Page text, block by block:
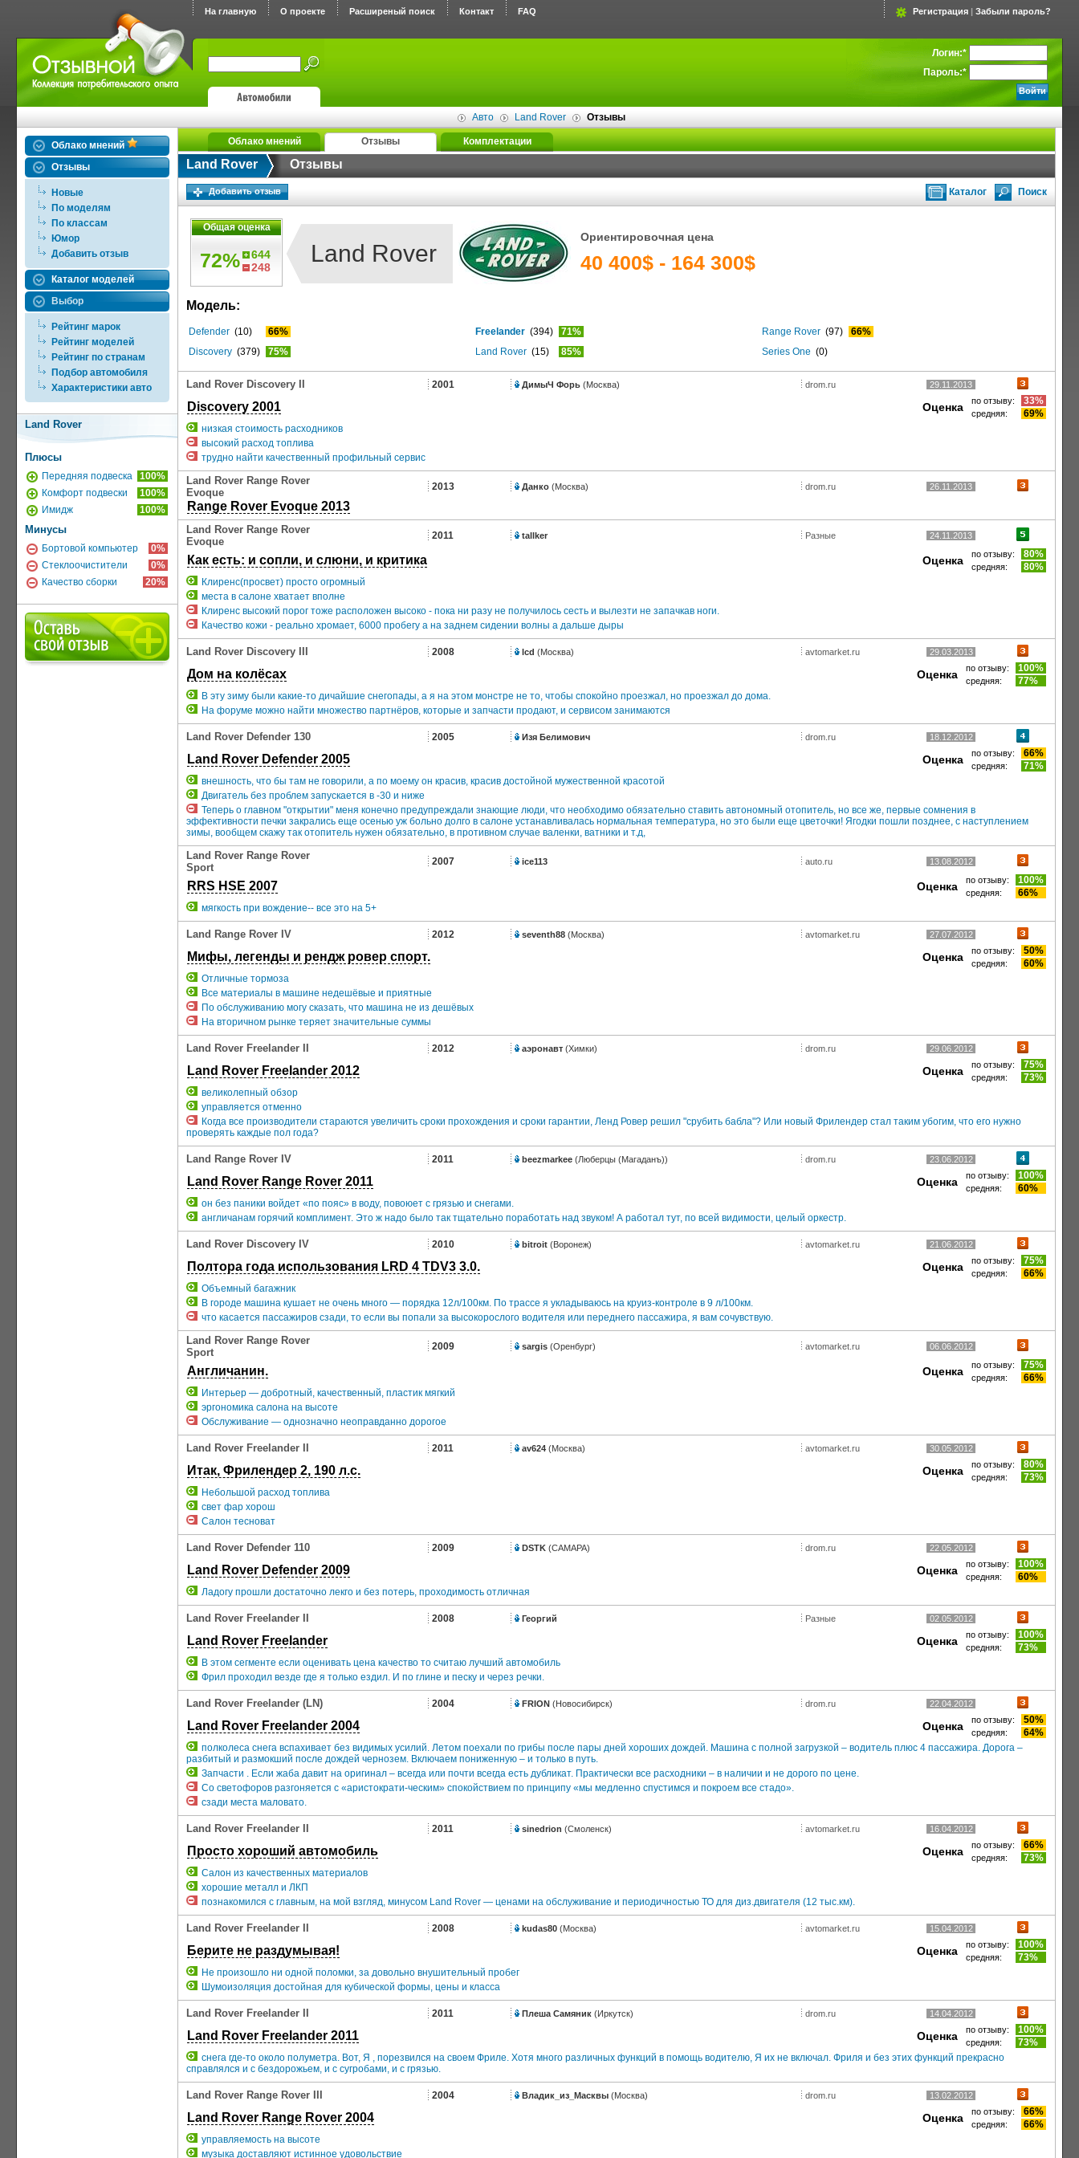
На главную О проекте Расширеный поиск Контакт FAQ Регистрация | Забыли пароль?
Логин:*
Пароль:*
Авто Land Rover Отзывы
Облако мнений
Отзывы
Новые
По моделям
По классам
Юмор
Добавить отзыв
Каталог моделей
Выбор
Рейтинг марок
Рейтинг моделей
Рейтинг по странам
Подбор автомобиля
Характеристики авто
Land Rover
Плюсы
Передняя подвеска
100%
Комфорт подвески
100%
Имидж
100%
Минусы
Бортовой компьютер
0%
Стеклоочистители
0%
Качество сборки
20%
Облако мнений Отзывы Комплектации
Land Rover Отзывы
Добавить отзыв Поиск
Каталог
Общая оценка
72%
644
248
Land Rover
Ориентировочная цена
40 400$ - 164 300$
Модель:
Defender (10)
66%
Discovery (379) 75%
Freelander (394)
71%
Land Rover (15) 85%
Range Rover (97)
66%
Series One (0)
Land Rover Discovery II 2001 ДимыЧ Форь (Москва) drom.ru 29.11.2013
Discovery 2001 Оценка по отзыву: 33%
средняя:
69%
низкая стоимость расходников
высокий расход топлива
трудно найти качественный профильный сервис
Land Rover Range Rover
Evoque
2013 Данко (Москва) drom.ru 26.11.2013
Range Rover Evoque 2013
Land Rover Range Rover
Evoque
2011 tallker Разные 24.11.2013
Как есть: и сопли, и слюни, и критика Оценка по отзыву: 80%
средняя:
80%
Клиренс(просвет) просто огромный
места в салоне хватает вполне
Клиренс высокий порог тоже расположен высоко - пока ни разу не получилось сесть и вылезти не запачкав ноги.
Качество кожи - реально хромает, 6000 пробегу а на заднем сидении волны а дальше дыры
Land Rover Discovery III 2008 lcd (Москва) avtomarket.ru 29.03.2013
Дом на колёсах Оценка по отзыву: 100%
средняя:
77%
В эту зиму были какие-то дичайшие снегопады, а я на этом монстре не то, чтобы спокойно проезжал, но проезжал до дома.
На форуме можно найти множество партнёров, которые и запчасти продают, и сервисом занимаются
Land Rover Defender 130 2005 Изя Белимович drom.ru 18.12.2012
Land Rover Defender 2005 Оценка по отзыву: 66%
средняя:
71%
внешность, что бы там не говорили, а по моему он красив, красив достойной мужественной красотой
Двигатель без проблем запускается в -30 и ниже
Теперь о главном "открытии" меня конечно предупреждали знающие люди, что необходимо обязательно ставить автономный отопитель, но все же, первые сомнения в
эффективности печки закрались еще осенью уж больно долго в салоне устанавливалась нормальная температура, но это были еще цветочки! Ягодки пошли позднее, с наступлением
зимы, вообщем скажу так отопитель нужен обязательно, в противном случае валенки, ватники и т.д,
Land Rover Range Rover
Sport
2007 ice113 auto.ru 13.08.2012
RRS HSE 2007 Оценка по отзыву: 100%
средняя:
66%
мягкость при вождение-- все это на 5+
Land Range Rover IV 2012 seventh88 (Москва) avtomarket.ru 27.07.2012
Мифы, легенды и рендж ровер спорт. Оценка по отзыву: 50%
средняя:
60%
Отличные тормоза
Все материалы в машине недешёвые и приятные
По обслуживанию могу сказать, что машина не из дешёвых
На вторичном рынке теряет значительные суммы
Land Rover Freelander II 2012 аэронавт (Химки) drom.ru 29.06.2012
Land Rover Freelander 2012 Оценка по отзыву: 75%
средняя:
73%
великолепный обзор
управляется отменно
Когда все производители стараются увеличить сроки прохождения и сроки гарантии, Ленд Ровер решил "срубить бабла"? Или новый Фрилендер стал таким убогим, что его нужно
проверять каждые пол года?
Land Range Rover IV 2011 beezmarkee (Люберцы (Магаданъ)) drom.ru 23.06.2012
Land Rover Range Rover 2011 Оценка по отзыву: 100%
средняя:
60%
он без паники войдет «по пояс» в воду, повоюет с грязью и снегами.
англичанам горячий комплимент. Это ж надо было так тщательно поработать над звуком! А работал тут, по всей видимости, целый оркестр.
Land Rover Discovery IV 2010 bitroit (Воронеж) avtomarket.ru 21.06.2012
Полтора года использования LRD 4 TDV3 3.0. Оценка по отзыву: 75%
средняя:
66%
Объемный багажник
В городе машина кушает не очень много — порядка 12л/100км. По трассе я укладываюсь на круиз-контроле в 9 л/100км.
что касается пассажиров сзади, то если вы попали за высокорослого водителя или переднего пассажира, я вам сочувствую.
Land Rover Range Rover
Sport
2009 sargis (Оренбург) avtomarket.ru 06.06.2012
Англичанин. Оценка по отзыву: 75%
средняя:
66%
Интерьер — добротный, качественный, пластик мягкий
эргономика салона на высоте
Обслуживание — однозначно неоправданно дорогое
Land Rover Freelander II 2011 av624 (Москва) avtomarket.ru 30.05.2012
Итак, Фрилендер 2, 190 л.с. Оценка по отзыву: 80%
средняя:
73%
Небольшой расход топлива
свет фар хорош
Салон тесноват
Land Rover Defender 110 2009 DSTK (САМАРА) drom.ru 22.05.2012
Land Rover Defender 2009 Оценка по отзыву: 100%
средняя:
60%
Ладогу прошли достаточно лекго и без потерь, проходимость отличная
Land Rover Freelander II 2008 Георгий Разные 02.05.2012
Land Rover Freelander Оценка по отзыву: 100%
средняя:
73%
В этом сегменте если оценивать цена качество то считаю лучший автомобиль
Фрил проходил везде где я только ездил. И по глине и песку и через речки.
Land Rover Freelander (LN) 2004 FRION (Новосибирск) drom.ru 22.04.2012
Land Rover Freelander 2004 Оценка по отзыву: 50%
средняя:
64%
полколеса снега вспахивает без видимых усилий. Летом поехали по грибы после пары дней хороших дождей. Машина с полной загрузкой – водитель плюс 4 пассажира. Дорога –
разбитый и размокший после дождей чернозем. Включаем пониженную – и только в путь.
Запчасти . Если жаба давит на оригинал – всегда или почти всегда есть дубликат. Практически все расходники – в наличии и не дорого по цене.
Со светофоров разгоняется с «аристократи-ческим» спокойствием по принципу «мы медленно спустимся и покроем все стадо».
сзади места маловато.
Land Rover Freelander II 2011 sinedrion (Смоленск) avtomarket.ru 16.04.2012
Просто хороший автомобиль Оценка по отзыву: 66%
средняя:
73%
Салон из качественных материалов
хорошие металл и ЛКП
познакомился с главным, на мой взгляд, минусом Land Rover — ценами на обслуживание и периодичностью ТО для диз.двигателя (12 тыс.км).
Land Rover Freelander II 2008 kudas80 (Москва) avtomarket.ru 15.04.2012
Берите не раздумывая! Оценка по отзыву: 100%
средняя:
73%
Не произошло ни одной поломки, за довольно внушительный пробег
Шумоизоляция достойная для кубической формы, цены и класса
Land Rover Freelander II 2011 Плеша Самяник (Иркутск) drom.ru 14.04.2012
Land Rover Freelander 2011 Оценка по отзыву: 100%
средняя:
73%
снега где-то около полуметра. Вот, Я , порезвился на своем Фриле. Хотя много различных функций в помощь водителю, Я их не включал. Фриля и без этих функций прекрасно
справлялся и с бездорожьем, и с сугробами, и с грязью.
Land Rover Range Rover III 2004 Владик_из_Масквы (Москва) drom.ru 13.02.2012
Land Rover Range Rover 2004 Оценка по отзыву: 66%
средняя:
66%
управляемость на высоте
музыка доставляют истинное удовольствие